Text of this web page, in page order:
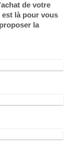
de votre
là pour vous
la